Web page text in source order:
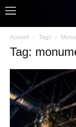
Accueil Tags
Tag: